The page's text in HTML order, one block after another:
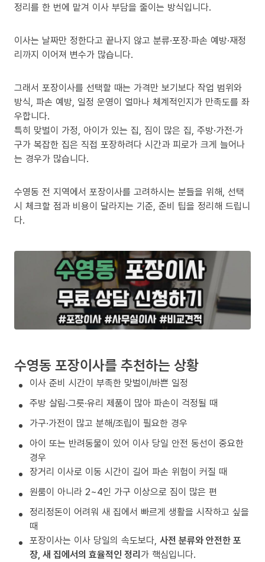
정리를 한 번에 맡겨 이사 부담을 줄이는 방식입니다.
이사는 날짜만 정한다고 끝나지 않고 분류·포장·파손 예방·재정
리까지 이어져 변수가 많습니다.
그래서 포장이사를 선택할 때는 가격만 보기보다 작업 범위와
방식, 파손 예방, 일정 운영이 얼마나 체계적인지가 만족도를 좌
우합니다.
특히 맞벌이 가정, 아이가 있는 집, 짐이 많은 집, 주방·가전·가
구가 복잡한 집은 직접 포장하려다 시간과 피로가 크게 늘어나
는 경우가 많습니다.
수영동 전 지역에서 포장이사를 고려하시는 분들을 위해, 선택
시 체크할 점과 비용이 달라지는 기준, 준비 팁을 정리해 드립니
다.
수영동 포장이사를 추천하는 상황
이사 준비 시간이 부족한 맞벌이/바쁜 일정
주방 살림·그릇·유리 제품이 많아 파손이 걱정될 때
가구·가전이 많고 분해/조립이 필요한 경우
아이 또는 반려동물이 있어 이사 당일 안전 동선이 중요한
경우
장거리 이사로 이동 시간이 길어 파손 위험이 커질 때
원룸이 아니라 2~4인 가구 이상으로 짐이 많은 편
정리정돈이 어려워 새 집에서 빠르게 생활을 시작하고 싶을
때
포장이사는 이사 당일의 속도보다, 사전 분류와 안전한 포
장, 새 집에서의 효율적인 정리가 핵심입니다.